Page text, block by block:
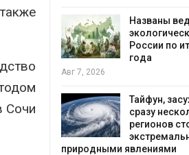
Сочи
Названы
России по
года
Авг 7, 2026
Тайфун,
сразу
регионов
природными явлениями